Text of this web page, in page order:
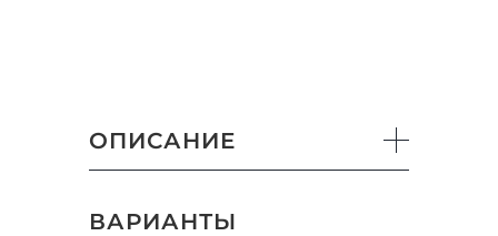
ОПИСАНИЕ
ВАРИАНТЫ